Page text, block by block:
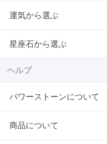
運気から選ぶ
星座石から選ぶ
ヘルプ
パワーストーンについて
商品について